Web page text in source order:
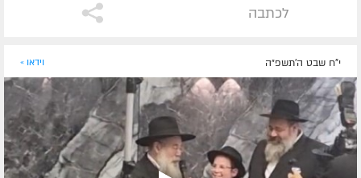
לכתבה
י"ח שבט ה׳תשפ״ה וידאו »